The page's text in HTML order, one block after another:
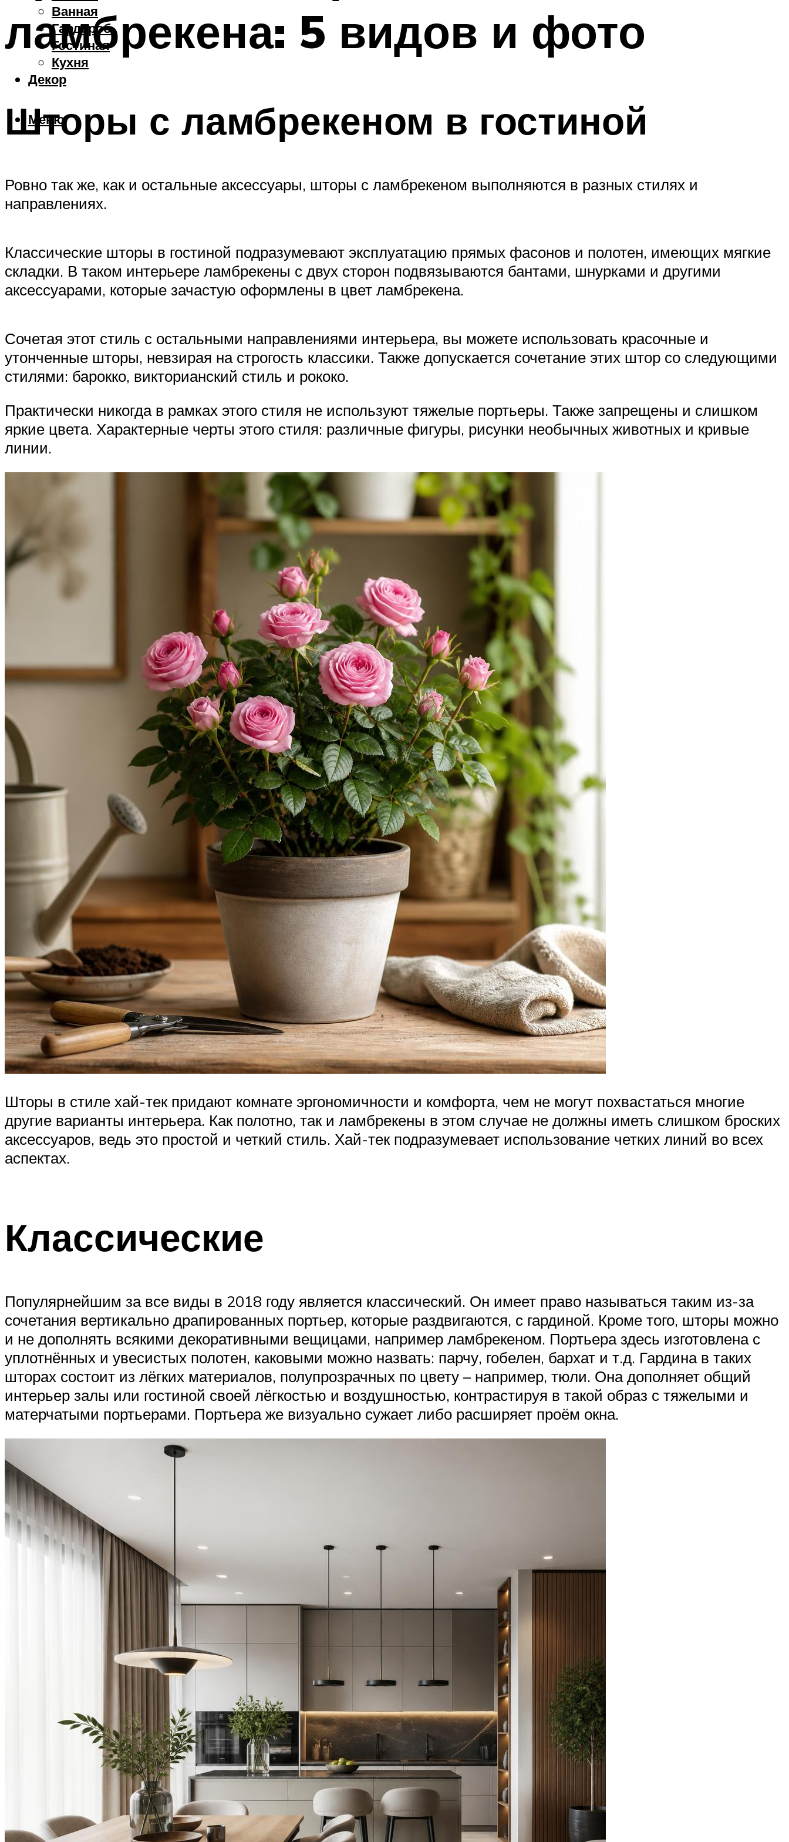
Ванная
Гардероб
Гостиная
Кухня
Декор
Меню
ламбрекена: 5 видов и фото
Шторы с ламбрекеном в гостиной
Ровно так же, как и остальные аксессуары, шторы с ламбрекеном выполняются в разных стилях и
направлениях.
Классические шторы в гостиной подразумевают эксплуатацию прямых фасонов и полотен, имеющих мягкие
складки. В таком интерьере ламбрекены с двух сторон подвязываются бантами, шнурками и другими
аксессуарами, которые зачастую оформлены в цвет ламбрекена.
Сочетая этот стиль с остальными направлениями интерьера, вы можете использовать красочные и
утонченные шторы, невзирая на строгость классики. Также допускается сочетание этих штор со следующими
стилями: барокко, викторианский стиль и рококо.
Практически никогда в рамках этого стиля не используют тяжелые портьеры. Также запрещены и слишком
яркие цвета. Характерные черты этого стиля: различные фигуры, рисунки необычных животных и кривые
линии.
Шторы в стиле хай-тек придают комнате эргономичности и комфорта, чем не могут похвастаться многие
другие варианты интерьера. Как полотно, так и ламбрекены в этом случае не должны иметь слишком броских
аксессуаров, ведь это простой и четкий стиль. Хай-тек подразумевает использование четких линий во всех
аспектах.
Классические
Популярнейшим за все виды в 2018 году является классический. Он имеет право называться таким из-за
сочетания вертикально драпированных портьер, которые раздвигаются, с гардиной. Кроме того, шторы можно
и не дополнять всякими декоративными вещицами, например ламбрекеном. Портьера здесь изготовлена с
уплотнённых и увесистых полотен, каковыми можно назвать: парчу, гобелен, бархат и т.д. Гардина в таких
шторах состоит из лёгких материалов, полупрозрачных по цвету – например, тюли. Она дополняет общий
интерьер залы или гостиной своей лёгкостью и воздушностью, контрастируя в такой образ с тяжелыми и
матерчатыми портьерами. Портьера же визуально сужает либо расширяет проём окна.